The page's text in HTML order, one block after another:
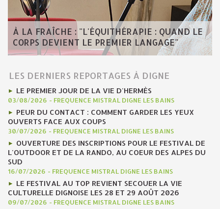
À LA FRAÎCHE : "L'ÉQUITHÉRAPIE : QUAND LE
CORPS DEVIENT LE PREMIER LANGAGE"
LES DERNIERS REPORTAGES À DIGNE
LE PREMIER JOUR DE LA VIE D'HERMÈS
03/08/2026 - FREQUENCE MISTRAL DIGNE LES BAINS
PEUR DU CONTACT : COMMENT GARDER LES YEUX
OUVERTS FACE AUX COUPS
30/07/2026 - FREQUENCE MISTRAL DIGNE LES BAINS
OUVERTURE DES INSCRIPTIONS POUR LE FESTIVAL DE
L'OUTDOOR ET DE LA RANDO, AU COEUR DES ALPES DU
SUD
16/07/2026 - FREQUENCE MISTRAL DIGNE LES BAINS
LE FESTIVAL AU TOP REVIENT SECOUER LA VIE
CULTURELLE DIGNOISE LES 28 ET 29 AOÛT 2026
09/07/2026 - FREQUENCE MISTRAL DIGNE LES BAINS